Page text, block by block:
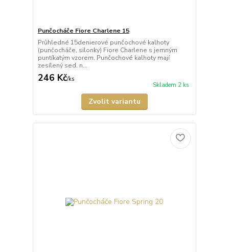
Punčocháče Fiore Charlene 15
Průhledné 15denierové punčochové kalhoty
(punčocháče, silonky) Fiore Charlene s jemným
puntíkatým vzorem. Punčochové kalhoty mají
zesílený sed, n...
246 Kč/ks
Skladem 2 ks
Zvolit variantu